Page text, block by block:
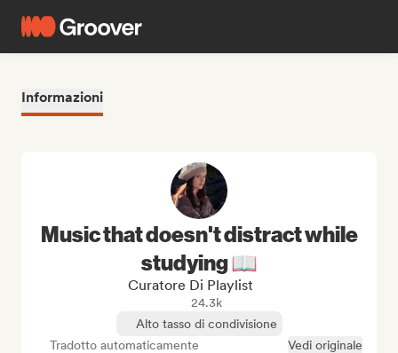
Informazioni
Music that doesn't distract while
studying 📖
Curatore Di Playlist
24.3k
Alto tasso di condivisione
Tradotto automaticamente
Vedi originale